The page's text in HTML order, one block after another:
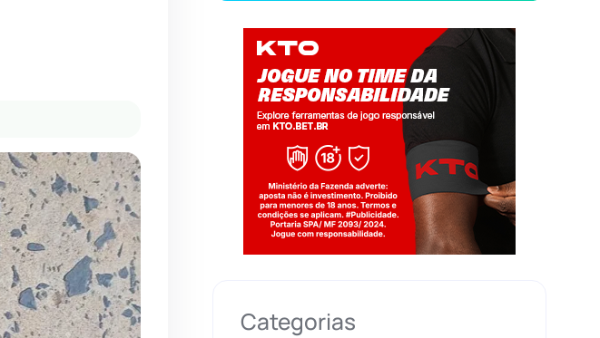
Categorias